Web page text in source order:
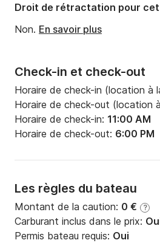
Check-in et check-out
Horaire de check-in (location à
Horaire de check-out (location
Horaire de check-in: 11:00 AM
Horaire de check-out: 6:00 PM
Les règles du bateau
Montant de la caution: 0 € ?
Carburant inclus dans le prix:
Permis bateau requis: Oui
Droit de rétractation pour
Non. En savoir plus